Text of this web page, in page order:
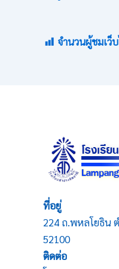
จำนวนผู้ชมเว็
ที่อยู่
224 ถ.พหลโยธิน
52100
ติดต่อ